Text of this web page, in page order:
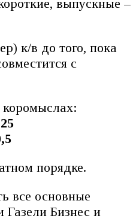
выпускные –
к/в до того, пока
с
порядке.
все основные
Газели Бизнес и